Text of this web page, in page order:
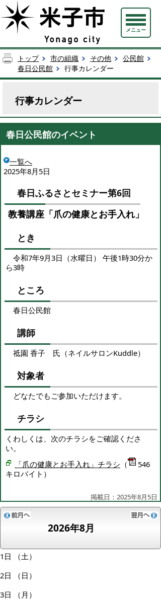
メニュー
トップ 市の組織 その他
公民館
春日公民館
行事カレンダー
行事カレンダー
春日公民館のイベント
一覧へ
2025年8月5日
春日ふるさとセミナー第6回
教養講座「爪の健康とお手入れ」
とき
令和7年9月3日（水曜日） 午後1時30分か
ら3時
ところ
春日公民館
講師
祗園 香子 氏（ネイルサロンKuddle）
対象者
どなたでもご参加いただけます。
チラシ
くわしくは、次のチラシをご確認くださ
い。
「爪の健康とお手入れ 」 チラシ （
546
キロバイト）
掲載日：2025年8月5日
2026年8月
1日
（土）
2日
（日）
3日
（月）